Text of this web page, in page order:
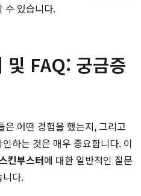
수 있습니다.
및 FAQ: 궁금증
어떤 경험을 했는지, 그리고
하는 것은 매우 중요합니다. 이
킨부스터에 대한 일반적인 질문
니다.